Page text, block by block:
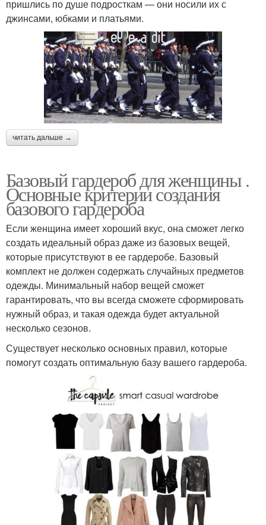
пришлись по душе подросткам — они носили их с
джинсами, юбками и платьями.
читать дальше →
Базовый гардероб для женщины .
Основные критерии создания
базового гардероба
Если женщина имеет хороший вкус, она сможет легко
создать идеальный образ даже из базовых вещей,
которые присутствуют в ее гардеробе. Базовый
комплект не должен содержать случайных предметов
одежды. Минимальный набор вещей сможет
гарантировать, что вы всегда сможете сформировать
нужный образ, и такая одежда будет актуальной
несколько сезонов.
Существует несколько основных правил, которые
помогут создать оптимальную базу вашего гардероба.